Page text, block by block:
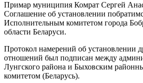
Примар муниципия Комрат Сергей
Соглашение об установлении
Исполнительным комитетом города
области Беларуси.
Протокол намерений об установлении
отношений был подписан между
Лунгского района и Быховским
комитетом (Беларусь).